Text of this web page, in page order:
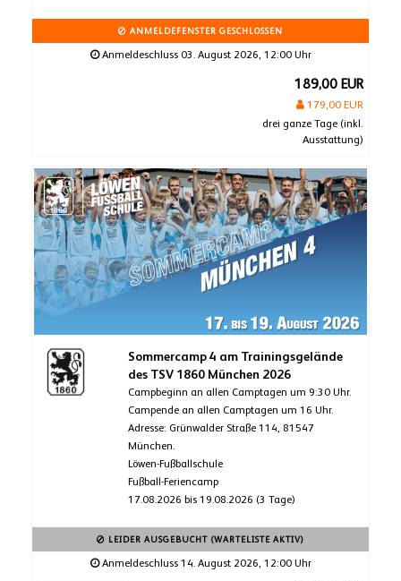
ANMELDEFENSTER GESCHLOSSEN
Anmeldeschluss 03. August 2026, 12:00 Uhr
189,00 EUR
179,00 EUR
drei ganze Tage (inkl.
Ausstattung)
Sommercamp 4 am Trainingsgelände
des TSV 1860 München 2026
Campbeginn an allen Camptagen um 9:30 Uhr.
Campende an allen Camptagen um 16 Uhr.
Adresse: Grünwalder Straße 114, 81547
München.
Löwen-Fußballschule
Fußball-Feriencamp
17.08.2026 bis 19.08.2026 (3 Tage)
LEIDER AUSGEBUCHT (WARTELISTE AKTIV)
Anmeldeschluss 14. August 2026, 12:00 Uhr